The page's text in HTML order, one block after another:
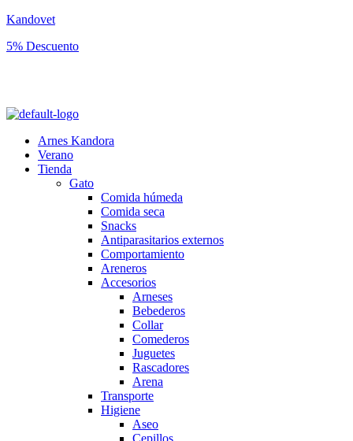
Kandovet
5% Descuento
Arnes Kandora
Verano
Tienda
Gato
Comida húmeda
Comida seca
Snacks
Antiparasitarios externos
Comportamiento
Areneros
Accesorios
Arneses
Bebederos
Collar
Comederos
Juguetes
Rascadores
Arena
Transporte
Higiene
Aseo
Cepillos